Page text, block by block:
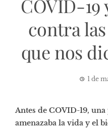
COVID-19
contra
que nos
1 de
Antes de COVID-19,
amenazaba la vida y el